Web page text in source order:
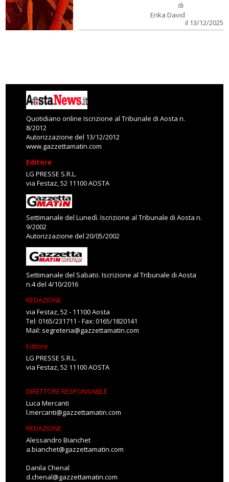
di
Erika David
il 13/12/2025
Quotidiano online Iscrizione al Tribunale di Aosta n.
8/2012
Autorizzazione del 13/12/2012
www.gazzettamatin.com
Editore
LG PRESSE S.R.L.
via Festaz, 52 11100 AOSTA
Settimanale del Lunedì. Iscrizione al Tribunale di Aosta n.
9/2002
Autorizzazione del 20/05/2002
Settimanale del Sabato. Iscrizione al Tribunale di Aosta
n.4 del 4/10/2016
REDAZIONE
via Festaz, 52 - 11100 Aosta
Tel: 0165/231711 - Fax: 0165/1820141
Mail: segreteria@gazzettamatin.com
Editore
LG PRESSE S.R.L.
via Festaz, 52 11100 AOSTA
DIRETTORE RESPONSABILE
Luca Mercanti
l.mercanti@gazzettamatin.com
REDAZIONE
Alessandro Bianchet
a.bianchet@gazzettamatin.com
Danila Chenal
d.chenal@gazzettamatin.com